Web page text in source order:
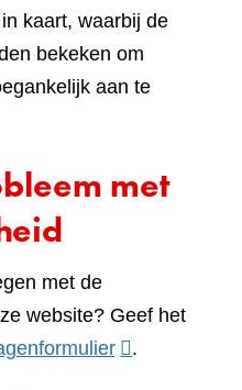
kaart, waarbij de
bekeken om
aan te
met
met de
website? Geef het
(verwijst
.